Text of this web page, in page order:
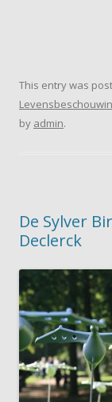
This entry was
by admin.
De Sylver
Declerck